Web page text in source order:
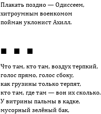
Плакать поздно — Одиссеем,
хитроумным военкомом
пойман уклонист Ахилл.
■ ■ ■
Что там, кто там, воздух терпкий,
голос прямо, голос сбоку,
как грузины только терпят,
кто там, где там — вон их сколько.
У витрины пальмы в кадке,
мусорный зелёный бак,